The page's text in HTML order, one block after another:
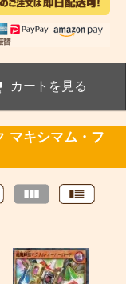
カートを見る
マキシマム・フ